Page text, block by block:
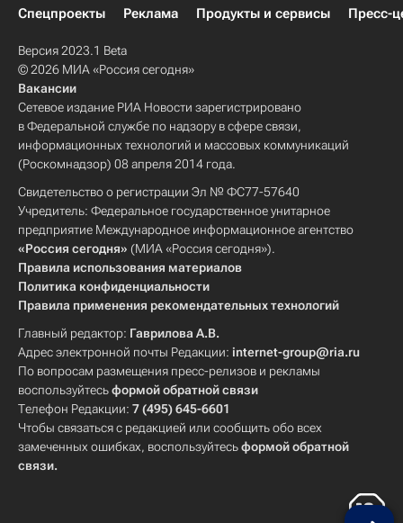
Спецпроекты
Реклама Продукты и сервисы Пресс-
Версия 2023.1 Beta
© 2026 МИА «Россия сегодня»
Вакансии
Сетевое издание РИА Новости зарегистрировано
в Федеральной службе по надзору в сфере связи,
информационных технологий и массовых коммуникаций
(Роскомнадзор) 08 апреля 2014 года.
Свидетельство о регистрации Эл № ФС77-57640
Учредитель: Федеральное государственное унитарное
предприятие Международное информационное агентство
«Россия сегодня» (МИА «Россия сегодня»).
Правила использования материалов
Политика конфиденциальности
Правила применения рекомендательных технологий
Главный редактор: Гаврилова А.В.
Адрес электронной почты Редакции: internet-group@ria.ru
По вопросам размещения пресс-релизов и рекламы
воспользуйтесьформой обратной связи
Телефон Редакции: 7 (495) 645-6601
Чтобы связаться с редакцией или сообщить обо всех
замеченных ошибках, воспользуйтесьформой обратной
связи.